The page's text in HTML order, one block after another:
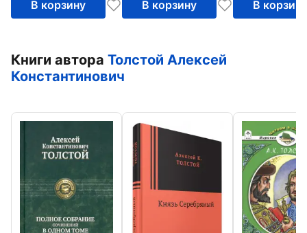
В корзину В корзину В корзину
Книги автора Толстой Алексей
Константинович